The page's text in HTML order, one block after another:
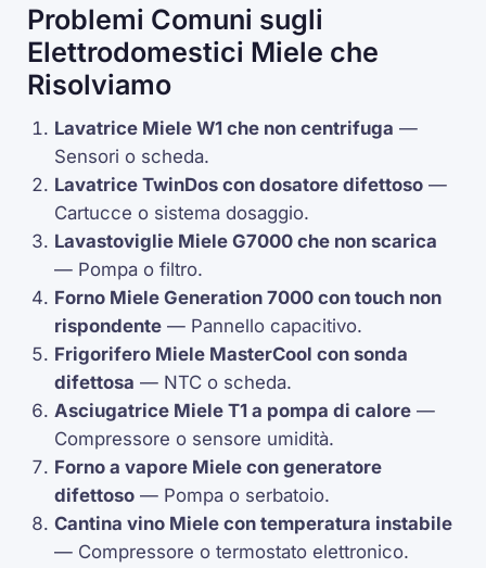
Problemi Comuni sugli
Elettrodomestici Miele che
Risolviamo
Lavatrice MieleW1 che non centrifuga —
Sensori o scheda.
LavatriceTwinDos con dosatore difettoso —
Cartucce o sistema dosaggio.
Lavastoviglie MieleG7000 che non scarica
— Pompa o filtro.
Forno MieleGeneration 7000 con touch non
rispondente — Pannello capacitivo.
Frigorifero Miele MasterCool con sonda
difettosa — NTC o scheda.
Asciugatrice MieleT1 a pompa di calore —
Compressore o sensore umidità.
Forno a vapore Miele con generatore
difettoso — Pompa o serbatoio.
Cantina vino Miele con temperatura instabile
— Compressore o termostato elettronico.